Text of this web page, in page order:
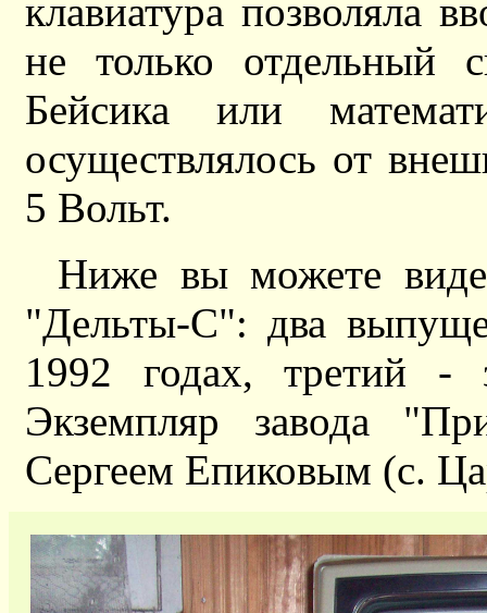
клавиатура позволяла
не только отдельный
Бейсика или
осуществлялось от
5 Вольт.
Ниже вы можете
"Дельты-С": два
1992 годах, третий
Экземпляр завода
Сергеем Епиковым (с.